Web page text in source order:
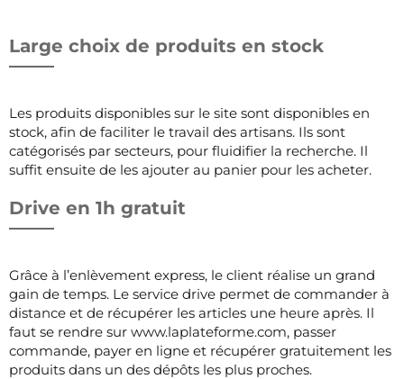
Large choix de produits en stock
Les produits disponibles sur le site sont disponibles en
stock, afin de faciliter le travail des artisans. Ils sont
catégorisés par secteurs, pour fluidifier la recherche. Il
suffit ensuite de les ajouter au panier pour les acheter.
Drive en 1h gratuit
Grâce à l’enlèvement express, le client réalise un grand
gain de temps. Le service drive permet de commander à
distance et de récupérer les articles une heure après. Il
faut se rendre sur www.laplateforme.com, passer
commande, payer en ligne et récupérer gratuitement les
produits dans un des dépôts les plus proches.